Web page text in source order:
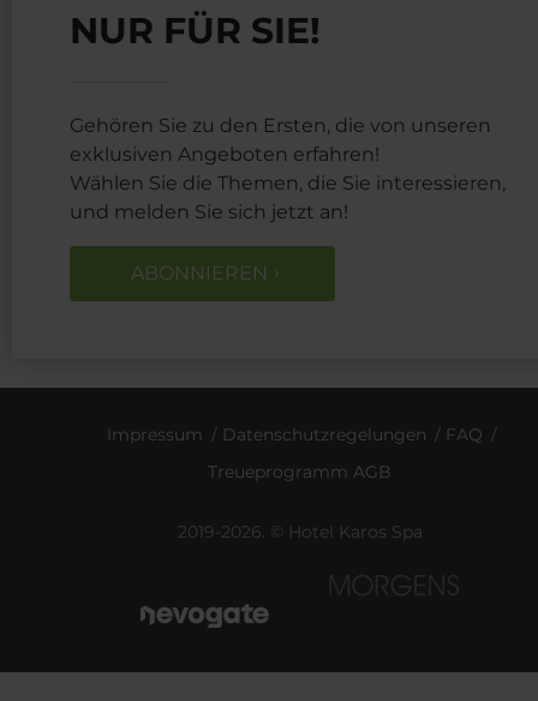
NUR FÜR SIE!
Gehören Sie zu den Ersten, die von unseren
exklusiven Angeboten erfahren!
Wählen Sie die Themen, die Sie interessieren,
und melden Sie sich jetzt an!
ABONNIEREN
Impressum Datenschutzregelungen
FAQ
Treueprogramm AGB
2019-2026. © Hotel Karos Spa